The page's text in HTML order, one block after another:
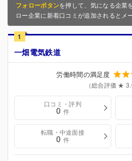
フォローボタンを押して、気になる企業
ロー企業に新着口コミが追加されるとメ
1
一畑電気鉄道
労働時間の満足度
（総合評価 ★
口コミ・評判
0 件
転職・中途面接
0 件